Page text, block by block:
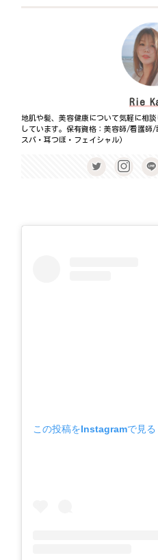
Rie
地肌や髪、美容健康について気軽に相
しています。保有資格：美容師/看護師
スパ・耳つぼ・フェイシャル)
この投稿をInstagramで見る